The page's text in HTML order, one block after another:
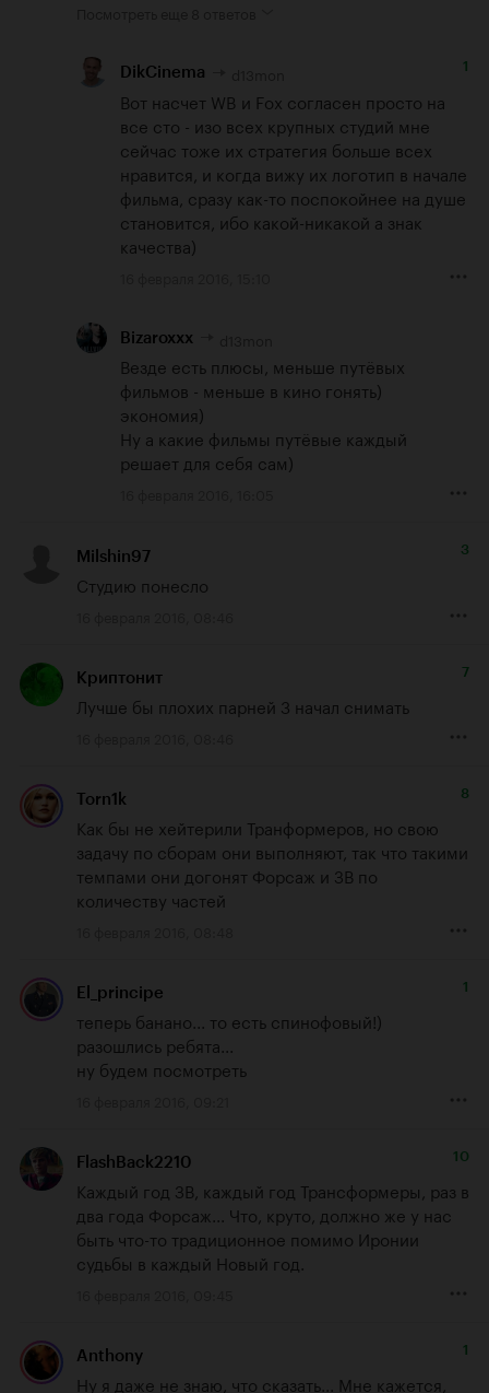
DikCinema 1
Вот насчет WB и Fox согласен просто на
все сто - изо всех крупных студий мне
сейчас тоже их стратегия больше всех
нравится, и когда вижу их логотип в начале
фильма, сразу как-то поспокойнее на душе
становится, ибо какой-никакой а знак
качества)
Bizaroxxx
Везде есть плюсы, меньше путёвых
фильмов - меньше в кино гонять)
экономия)
Ну а какие фильмы путёвые каждый
решает для себя сам)
Milshin97 3
Студию понесло
Криптонит 7
Лучше бы плохих парней 3 начал снимать
Torn1k 8
Как бы не хейтерили Транформеров, но свою
задачу по сборам они выполняют, так что такими
темпами они догонят Форсаж и ЗВ по
количеству частей
El_principe 1
теперь банано... то есть спинофовый!)
разошлись ребята...
ну будем посмотреть
FlashBack2210 10
Каждый год ЗВ, каждый год Трансформеры, раз в
два года Форсаж... Что, круто, должно же у нас
быть что-то традиционное помимо Иронии
судьбы в каждый Новый год.
Anthony 1
Ну я даже не знаю, что сказать... Мне кажется,